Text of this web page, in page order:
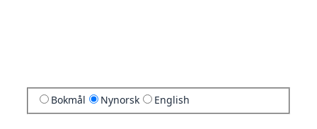
Bokmål Nynorsk English